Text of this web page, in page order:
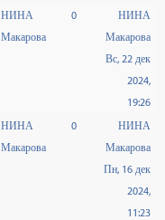
НИНА
Макарова
0
НИНА
Макарова
Вс, 22 дек
2024,
19:26
НИНА
Макарова
0
НИНА
Макарова
Пн, 16 дек
2024,
11:23